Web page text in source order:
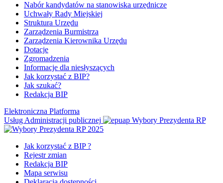
Nabór kandydatów na stanowiska urzędnicze
Uchwały Rady Miejskiej
Struktura Urzędu
Zarządzenia Burmistrza
Zarządzenia Kierownika Urzędu
Dotacje
Zgromadzenia
Informacje dla niesłyszących
Jak korzystać z BIP?
Jak szukać?
Redakcja BIP
Elektroniczna Platforma
Usług Administracji publicznej
Wybory Prezydenta RP
Jak korzystać z BIP ?
Rejestr zmian
Redakcja BIP
Mapa serwisu